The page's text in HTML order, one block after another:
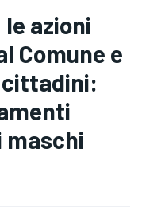
azioni
Comune e
cittadini:
maschi